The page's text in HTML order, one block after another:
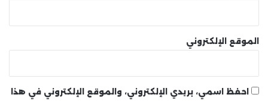
الموقع الإلكتروني
احفظ اسمي، بريدي الإلكتروني، والموقع الإلكتروني في هذا